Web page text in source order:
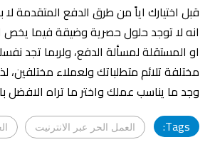
قبل اختيارك اياً من طرق الدفع المتقدمة لا
انه لا توجد حلول حصرية وضيقة فيما يخص
او المستقلة لمسألة الدفع، ولربما تجد
مختلفة تلائم متطلباتك ولعملاء مختلفين،
وجد ما يناسب عملك واختر ما تراه الافضل
Tags:
العمل الحر عبر الانترنيت